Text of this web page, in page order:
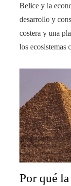
Belice y la
desarrollo y
costera y una
los ecosistemas
Por qué